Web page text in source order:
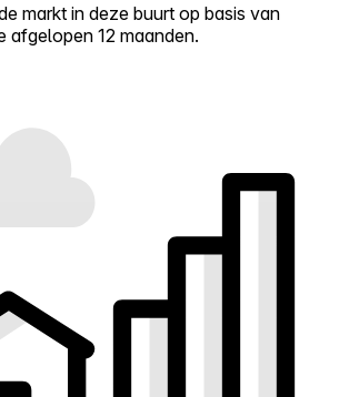
markt in deze buurt op basis van
afgelopen 12 maanden.